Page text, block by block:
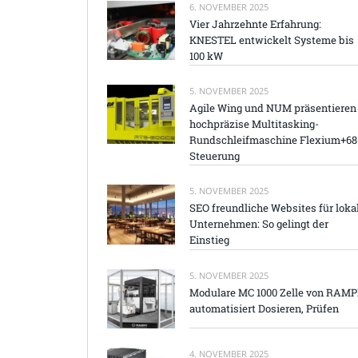
6. NOVEMBER 2025
Vier Jahrzehnte Erfahrung:
KNESTEL entwickelt Systeme bis
100 kW
5. NOVEMBER 2025
Agile Wing und NUM präsentieren
hochpräzise Multitasking-
Rundschleifmaschine Flexium+68
Steuerung
5. NOVEMBER 2025
SEO freundliche Websites für
Unternehmen: So gelingt der
Einstieg
5. NOVEMBER 2025
Modulare MC 1000 Zelle von
automatisiert Dosieren, Prüfen
4. NOVEMBER 2025